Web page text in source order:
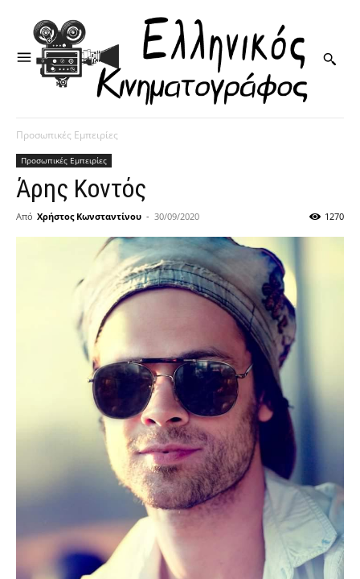
Προσωπικές Εμπειρίες
Προσωπικές Εμπειρίες
Άρης Κοντός
Από Χρήστος Κωνσταντίνου - 30/09/2020 1270